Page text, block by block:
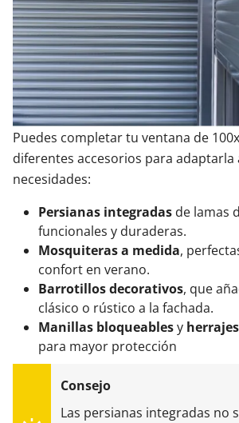
Puedes completar tu ventana de
diferentes accesorios para adaptarla
necesidades:
Persianas integradas de lamas
funcionales y duraderas.
Mosquiteras a medida,
confort en verano.
Barrotillos decorativos, que
clásico o rústico a la fachada.
Manillas bloqueablesy
para mayor protección
Las persianas integradas no